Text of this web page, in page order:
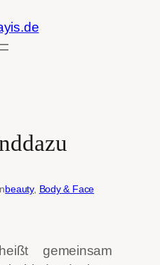
beauty, Body & Face
gemeinsam